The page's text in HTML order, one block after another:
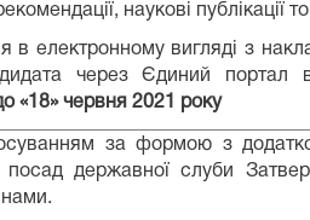
наукові публікації
в електронному вигляді з
через Єдиний портал
«18» червня 2021 року
за формою з
посад державної слуби